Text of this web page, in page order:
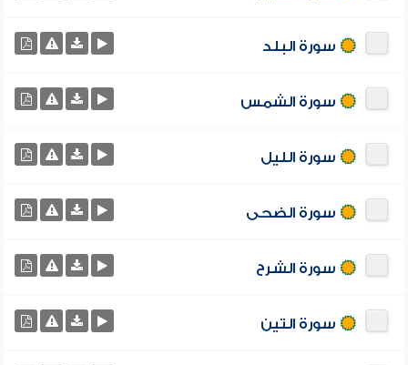
سورة البلد
سورة الشمس
سورة الليل
سورة الضحى
سورة الشرح
سورة التين